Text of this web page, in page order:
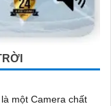
một Camera chất